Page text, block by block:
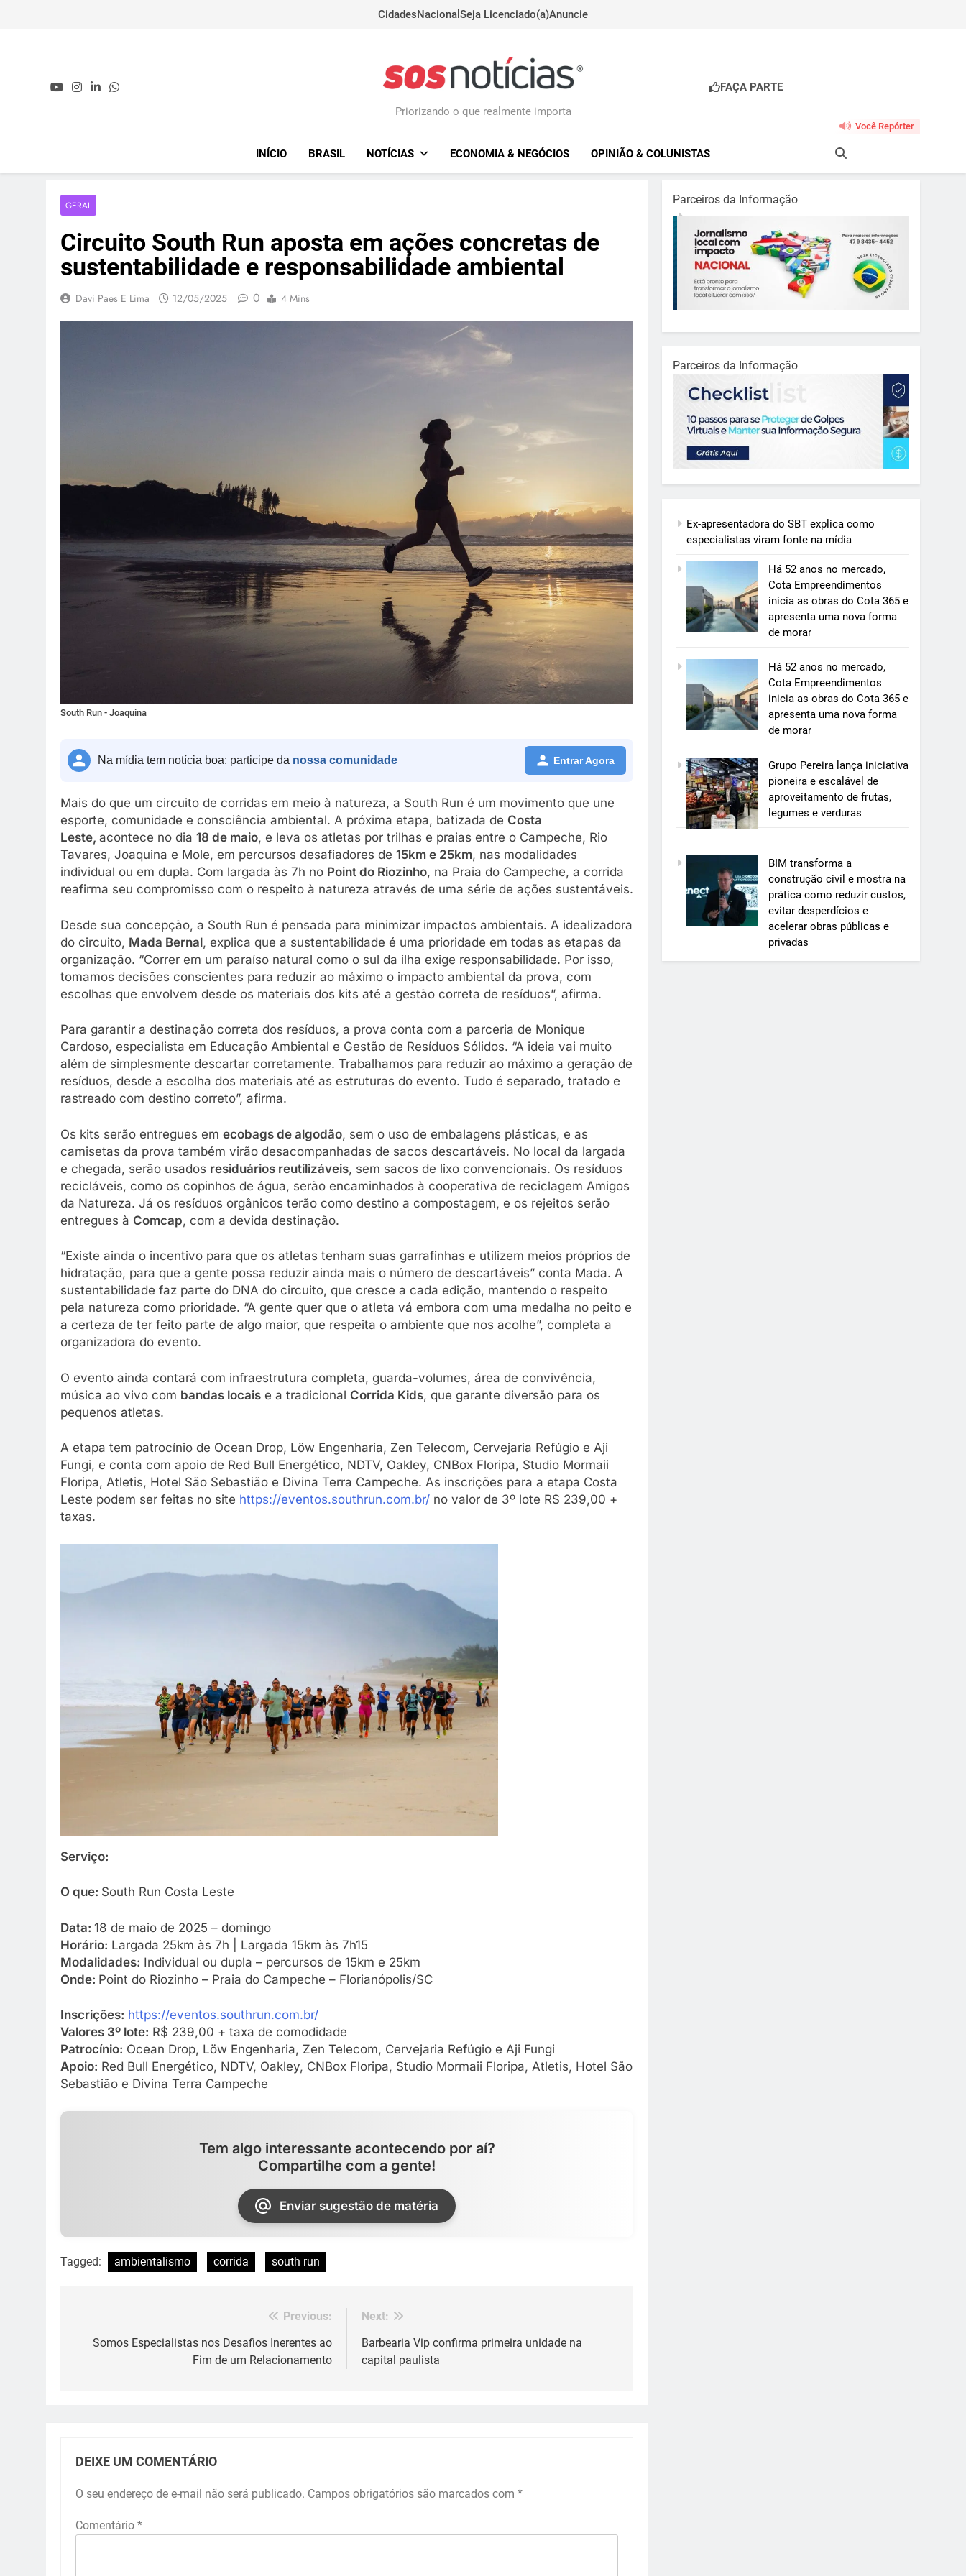
CidadesNacional Seja Licenciado(a)Anuncie
Sosnoticias.com.br
Priorizando o que realmente importa
FAÇA PARTE
Você Repórter
INÍCIO BRASIL NOTÍCIAS ECONOMIA & NEGÓCIOS OPINIÃO & COLUNISTAS
GERAL
Circuito South Run aposta em ações concretas de
sustentabilidade e responsabilidade ambiental
Davi Paes E Lima 12/05/2025 0 4 Mins
South Run - Joaquina
Na mídia tem notícia boa: participe da nossa comunidade Entrar Agora
Mais do que um circuito de corridas em meio à natureza, a South Run é um movimento que une
esporte, comunidade e consciência ambiental. A próxima etapa, batizada de Costa
Leste, acontece no dia 18 de maio, e leva os atletas por trilhas e praias entre o Campeche, Rio
Tavares, Joaquina e Mole, em percursos desafiadores de 15km e 25km, nas modalidades
individual ou em dupla. Com largada às 7h no Point do Riozinho, na Praia do Campeche, a corrida
reafirma seu compromisso com o respeito à natureza através de uma série de ações sustentáveis.
Desde sua concepção, a South Run é pensada para minimizar impactos ambientais. A idealizadora
do circuito, Mada Bernal, explica que a sustentabilidade é uma prioridade em todas as etapas da
organização. “Correr em um paraíso natural como o sul da ilha exige responsabilidade. Por isso,
tomamos decisões conscientes para reduzir ao máximo o impacto ambiental da prova, com
escolhas que envolvem desde os materiais dos kits até a gestão correta de resíduos”, afirma.
Para garantir a destinação correta dos resíduos, a prova conta com a parceria de Monique
Cardoso, especialista em Educação Ambiental e Gestão de Resíduos Sólidos. “A ideia vai muito
além de simplesmente descartar corretamente. Trabalhamos para reduzir ao máximo a geração de
resíduos, desde a escolha dos materiais até as estruturas do evento. Tudo é separado, tratado e
rastreado com destino correto”, afirma.
Os kits serão entregues em ecobags de algodão, sem o uso de embalagens plásticas, e as
camisetas da prova também virão desacompanhadas de sacos descartáveis. No local da largada
e chegada, serão usados residuários reutilizáveis, sem sacos de lixo convencionais. Os resíduos
recicláveis, como os copinhos de água, serão encaminhados à cooperativa de reciclagem Amigos
da Natureza. Já os resíduos orgânicos terão como destino a compostagem, e os rejeitos serão
entregues à Comcap, com a devida destinação.
“Existe ainda o incentivo para que os atletas tenham suas garrafinhas e utilizem meios próprios de
hidratação, para que a gente possa reduzir ainda mais o número de descartáveis” conta Mada. A
sustentabilidade faz parte do DNA do circuito, que cresce a cada edição, mantendo o respeito
pela natureza como prioridade. “A gente quer que o atleta vá embora com uma medalha no peito e
a certeza de ter feito parte de algo maior, que respeita o ambiente que nos acolhe”, completa a
organizadora do evento.
O evento ainda contará com infraestrutura completa, guarda-volumes, área de convivência,
música ao vivo com bandas locais e a tradicional Corrida Kids, que garante diversão para os
pequenos atletas.
A etapa tem patrocínio de Ocean Drop, Löw Engenharia, Zen Telecom, Cervejaria Refúgio e Aji
Fungi, e conta com apoio de Red Bull Energético, NDTV, Oakley, CNBox Floripa, Studio Mormaii
Floripa, Atletis, Hotel São Sebastião e Divina Terra Campeche. As inscrições para a etapa Costa
Leste podem ser feitas no site https://eventos.southrun.com.br/ no valor de 3º lote R$ 239,00 +
taxas.
Serviço:
O que: South Run Costa Leste
Data: 18 de maio de 2025 – domingo
Horário: Largada 25km às 7h | Largada 15km às 7h15
Modalidades: Individual ou dupla – percursos de 15km e 25km
Onde: Point do Riozinho – Praia do Campeche – Florianópolis/SC
Inscrições: https://eventos.southrun.com.br/
Valores 3º lote: R$ 239,00 + taxa de comodidade
Patrocínio: Ocean Drop, Löw Engenharia, Zen Telecom, Cervejaria Refúgio e Aji Fungi
Apoio: Red Bull Energético, NDTV, Oakley, CNBox Floripa, Studio Mormaii Floripa, Atletis, Hotel São
Sebastião e Divina Terra Campeche
Tem algo interessante acontecendo por aí?
Compartilhe com a gente!
Enviar sugestão de matéria
Tagged: ambientalismo corrida south run
de
Previous:
Somos Especialistas nos Desafios Inerentes ao
Fim de um Relacionamento
Next:
Barbearia Vip confirma primeira unidade na
capital paulista
DEIXE UM COMENTÁRIO
O seu endereço de e-mail não será publicado. Campos obrigatórios são marcados com *
Comentário *
Parceiros da Informação
Parceiros da Informação
Ex-apresentadora do SBT explica como
especialistas viram fonte na mídia
Há 52 anos no mercado,
Cota Empreendimentos
inicia as obras do Cota 365 e
apresenta uma nova forma
de morar
Há 52 anos no mercado,
Cota Empreendimentos
inicia as obras do Cota 365 e
apresenta uma nova forma
de morar
Grupo Pereira lança iniciativa
pioneira e escalável de
aproveitamento de frutas,
legumes e verduras
BIM transforma a
construção civil e mostra na
prática como reduzir custos,
evitar desperdícios e
acelerar obras públicas e
privadas